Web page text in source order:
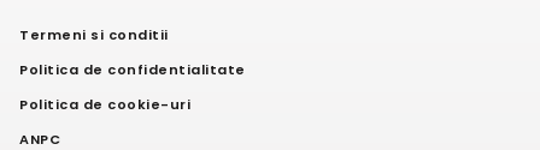
Termeni si conditii
Politica de confidentialitate
Politica de cookie-uri
ANPC